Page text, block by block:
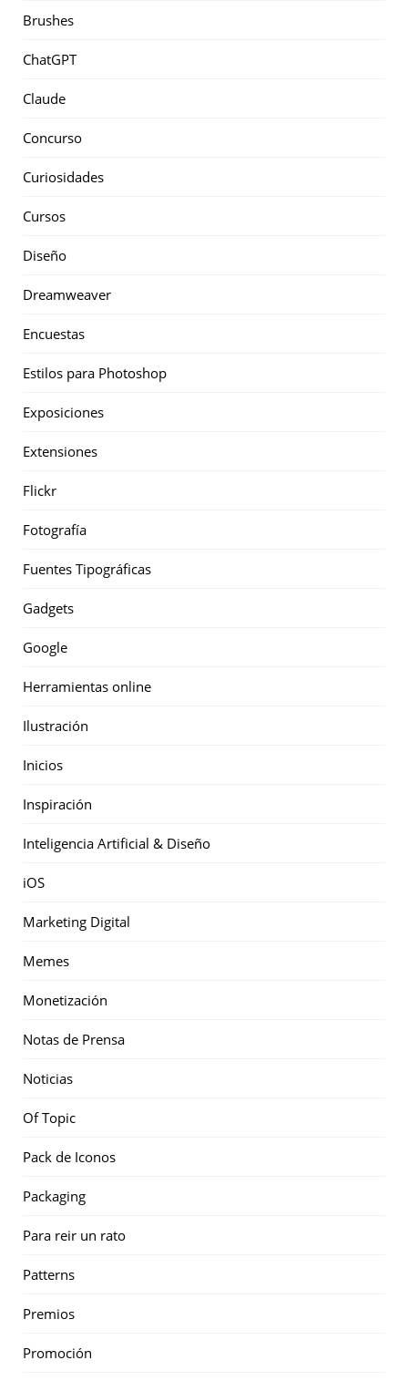
Brushes
ChatGPT
Claude
Concurso
Curiosidades
Cursos
Diseño
Dreamweaver
Encuestas
Estilos para Photoshop
Exposiciones
Extensiones
Flickr
Fotografía
Fuentes Tipográficas
Gadgets
Google
Herramientas online
Ilustración
Inicios
Inspiración
Inteligencia Artificial & Diseño
iOS
Marketing Digital
Memes
Monetización
Notas de Prensa
Noticias
Of Topic
Pack de Iconos
Packaging
Para reir un rato
Patterns
Premios
Promoción